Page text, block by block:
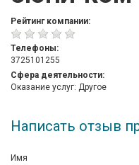
Рейтинг компании:
Телефоны:
3725101255
Сфера деятельности:
Оказание услуг: Другое
Написать отзыв
Имя